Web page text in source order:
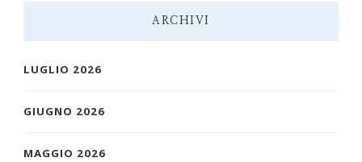
ARCHIVI
LUGLIO 2026
GIUGNO 2026
MAGGIO 2026